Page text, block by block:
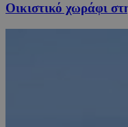
Οικιστικό χωράφι